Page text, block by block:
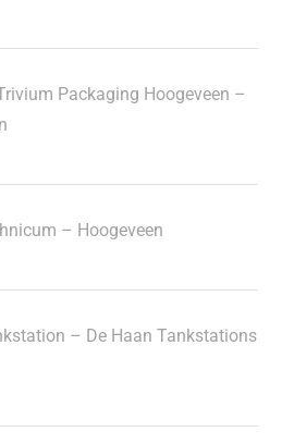
Packaging Hoogeveen –
– Hoogeveen
– De Haan Tankstations